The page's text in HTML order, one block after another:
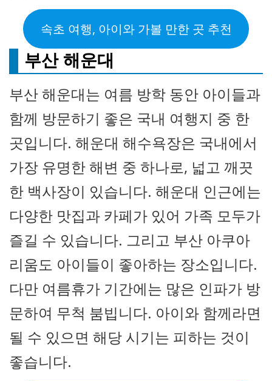
속초 여행, 아이와 가볼 만한 곳 추천
부산 해운대
부산 해운대는 여름 방학 동안 아이들과
함께 방문하기 좋은 국내 여행지 중 한
곳입니다. 해운대 해수욕장은 국내에서
가장 유명한 해변 중 하나로, 넓고 깨끗
한 백사장이 있습니다. 해운대 인근에는
다양한 맛집과 카페가 있어 가족 모두가
즐길 수 있습니다. 그리고 부산 아쿠아
리움도 아이들이 좋아하는 장소입니다.
다만 여름휴가 기간에는 많은 인파가 방
문하여 무척 붐빕니다. 아이와 함께라면
될 수 있으면 해당 시기는 피하는 것이
좋습니다.